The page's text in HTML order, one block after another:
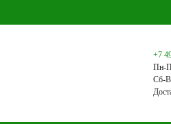
+7
Пн-
Сб-